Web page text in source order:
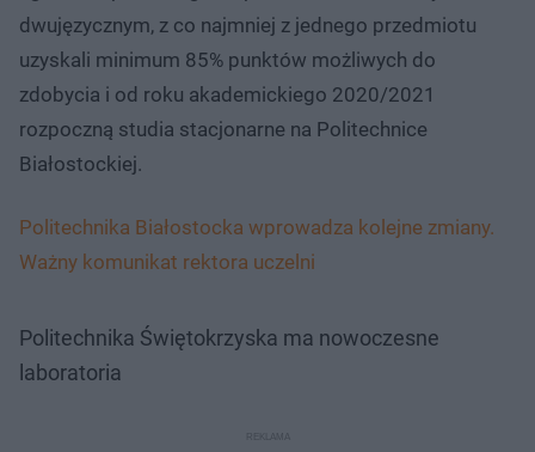
dwujęzycznym, z co najmniej z jednego przedmiotu
uzyskali minimum 85% punktów możliwych do
zdobycia i od roku akademickiego 2020/2021
rozpoczną studia stacjonarne na Politechnice
Białostockiej.
Politechnika Białostocka wprowadza kolejne zmiany.
Ważny komunikat rektora uczelni
Politechnika Świętokrzyska ma nowoczesne
laboratoria